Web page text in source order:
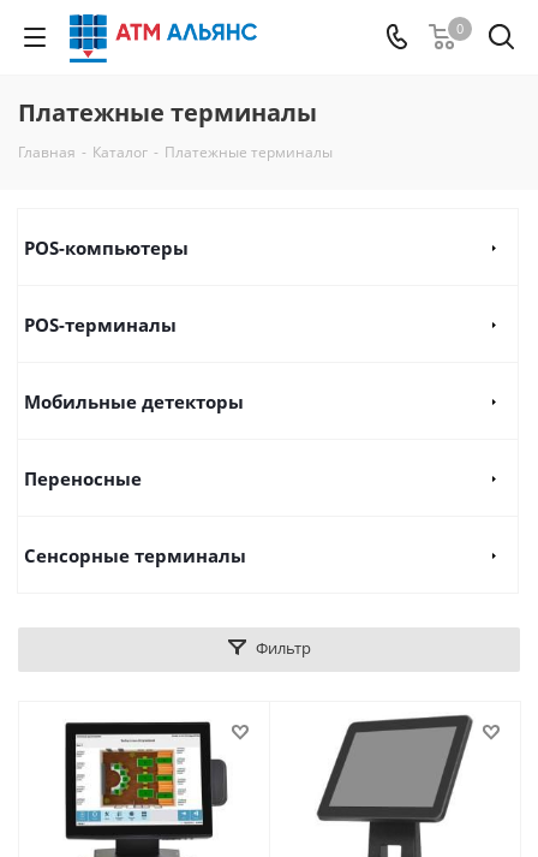
0
Платежные терминалы
Главная - Каталог - Платежные терминалы
POS-компьютеры
POS-терминалы
Мобильные детекторы
Переносные
Сенсорные терминалы
Фильтр